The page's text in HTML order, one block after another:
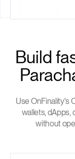
Build
Use OnFinality's
wallets, dApps,
without